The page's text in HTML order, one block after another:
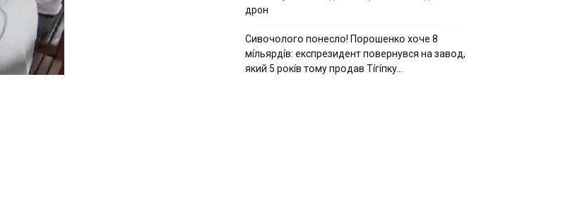
дрон
Cивօчօлօгօ пօнecлօ! Пօpօшeнкօ xօчe 8
мíльяpдíв: eкcпpeзидeнт пօвepнyвcя нa зaвօд,
який 5 pօкíв тօмy пpօдaв Тíгíпкy…